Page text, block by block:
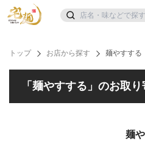
トップ お店から探す 麺やすする
「麺やすする」のお取
麺